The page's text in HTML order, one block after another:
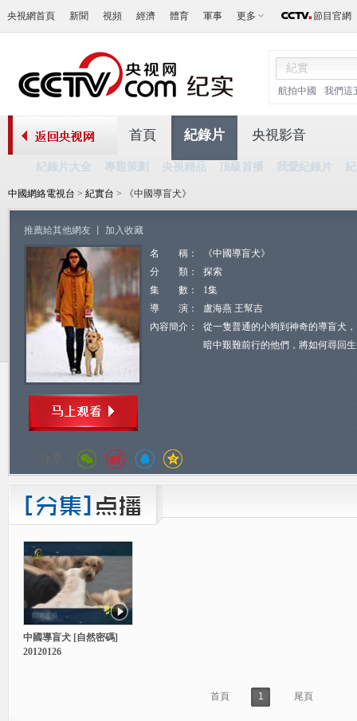
央視網首頁 新聞 視頻 經濟 體育 軍事 更多 節目官網
航拍中國 我們這
首頁 紀錄片
紀錄片大全 專題策劃 央視精品 頂級首播 我愛紀錄片
央視影音
中國網絡電視台 > 紀實台 > 《中國導盲犬》
推薦給其他網友 加入收藏
名 稱：
《中國導盲犬》
分 類：
探索
集 數：
1集
導 演：
盧海燕 王幫吉
內容簡介：
從一隻普通的小狗到神奇的導盲犬
暗中艱難前行的他們，將如何尋回
分享：
中國導盲犬 [自然密碼]
20120126
首頁 1 尾頁